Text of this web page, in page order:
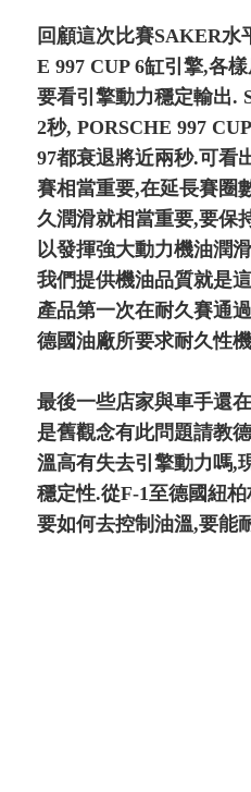
回顧這次比賽SAKER水
E 997 CUP 6缸引擎,各
要看引擎動力穩定輸出.
2秒, PORSCHE 997
97都衰退將近兩秒.可看
賽相當重要,在延長賽圈
久潤滑就相當重要,要保
以發揮強大動力機油潤
我們提供機油品質就是
產品第一次在耐久賽通
德國油廠所要求耐久性
最後一些店家與車手還
是舊觀念有此問題請教
溫高有失去引擎動力嗎,
穩定性.從F-1至德國紐
要如何去控制油溫,要能